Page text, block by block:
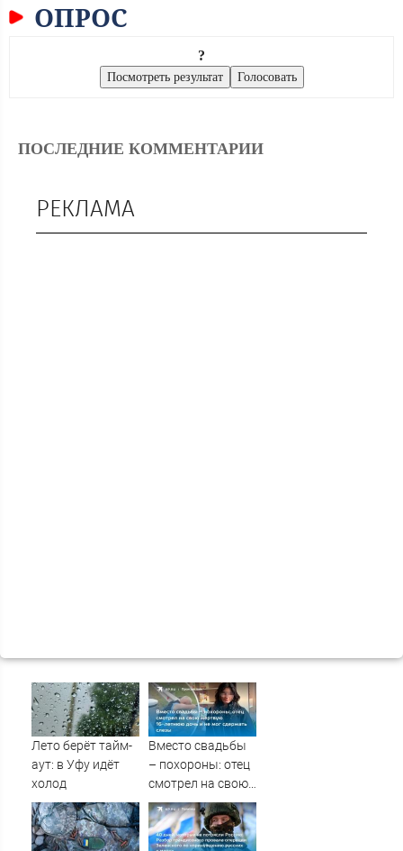
ОПРОС
?
ПОСЛЕДНИЕ КОММЕНТАРИИ
РЕКЛАМА
Лето берёт тайм-
аут: в Уфу идёт
холод
Вместо свадьбы
– похороны: отец
смотрел на свою
мертвую 16-
летнюю дочь и не
мог сдержать